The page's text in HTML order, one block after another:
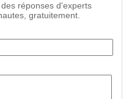
réponses d'experts
gratuitement.